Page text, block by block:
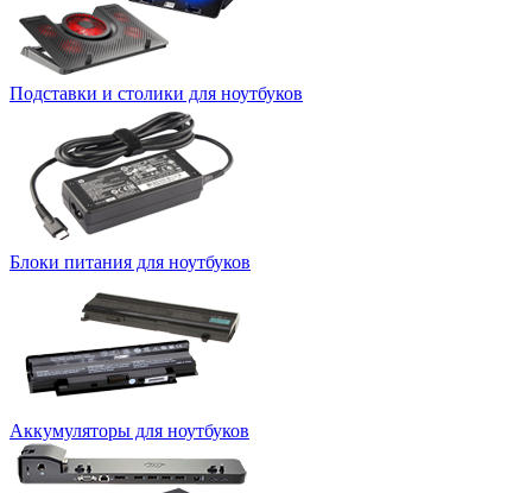
Подставки и столики для ноутбуков
Блоки питания для ноутбуков
Аккумуляторы для ноутбуков